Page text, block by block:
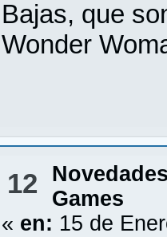
Bajas, que
Wonder
12
Games
« en: 15 de